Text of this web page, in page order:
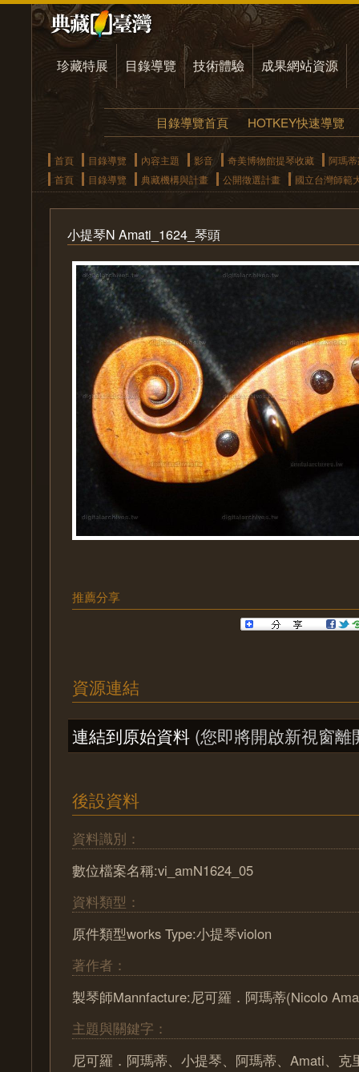
珍藏特展 目錄導覽 技術體驗 成果網站資源
目錄導覽首頁 HOTKEY快速導覽
首頁 目錄導覽 內容主題 影音 奇美博物館提琴收藏
阿瑪
首頁
目錄導覽 典藏機構與計畫 公開徵選計畫 國立台灣師範
小提琴N Amati_1624_琴頭
推薦分享
資源連結
連結到原始資料 (您即將開啟新視窗離
後設資料
資料識別：
數位檔案名稱:vi_amN1624_05
資料類型：
原件類型works Type:小提琴violon
著作者：
製琴師Mannfacture:尼可羅．阿瑪蒂(Nicolo
主題與關鍵字：
尼可羅．阿瑪蒂、小提琴、阿瑪蒂、Amati、克